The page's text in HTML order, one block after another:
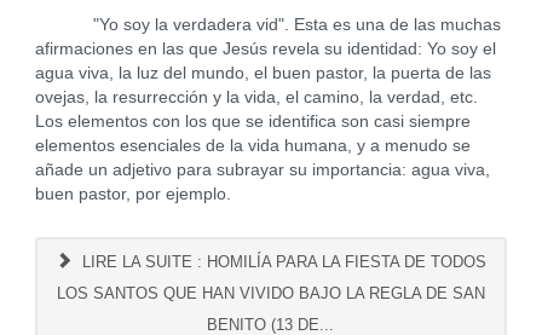
"Yo soy la verdadera vid". Esta es una de las muchas
afirmaciones en las que Jesús revela su identidad: Yo soy el
agua viva, la luz del mundo, el buen pastor, la puerta de las
ovejas, la resurrección y la vida, el camino, la verdad, etc.
Los elementos con los que se identifica son casi siempre
elementos esenciales de la vida humana, y a menudo se
añade un adjetivo para subrayar su importancia: agua viva,
buen pastor, por ejemplo.
LIRE LA SUITE : HOMILÍA PARA LA FIESTA DE TODOS
LOS SANTOS QUE HAN VIVIDO BAJO LA REGLA DE SAN
BENITO (13 DE...